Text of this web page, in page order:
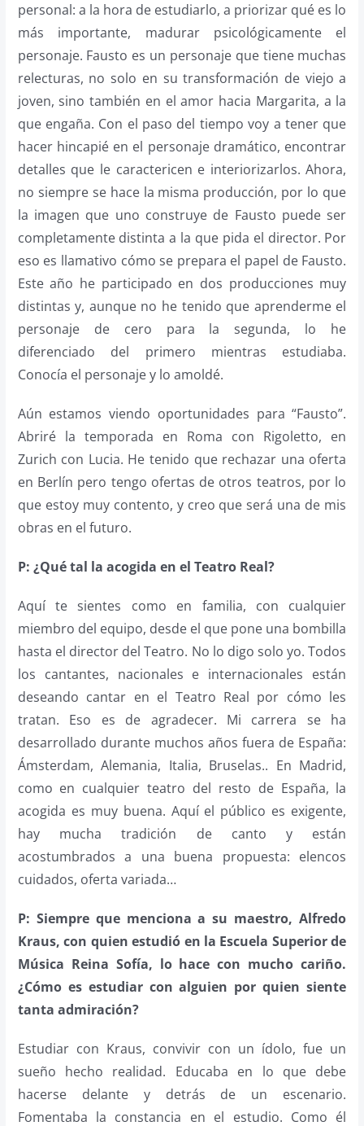
personal: a la hora de estudiarlo, a priorizar qué es lo
más importante, madurar psicológicamente el
personaje. Fausto es un personaje que tiene muchas
relecturas, no solo en su transformación de viejo a
joven, sino también en el amor hacia Margarita, a la
que engaña. Con el paso del tiempo voy a tener que
hacer hincapié en el personaje dramático, encontrar
detalles que le caractericen e interiorizarlos. Ahora,
no siempre se hace la misma producción, por lo que
la imagen que uno construye de Fausto puede ser
completamente distinta a la que pida el director. Por
eso es llamativo cómo se prepara el papel de Fausto.
Este año he participado en dos producciones muy
distintas y, aunque no he tenido que aprenderme el
personaje de cero para la segunda, lo he
diferenciado del primero mientras estudiaba.
Conocía el personaje y lo amoldé.
Aún estamos viendo oportunidades para “Fausto”.
Abriré la temporada en Roma con Rigoletto, en
Zurich con Lucia. He tenido que rechazar una oferta
en Berlín pero tengo ofertas de otros teatros, por lo
que estoy muy contento, y creo que será una de mis
obras en el futuro.
P: ¿Qué tal la acogida en el Teatro Real?
Aquí te sientes como en familia, con cualquier
miembro del equipo, desde el que pone una bombilla
hasta el director del Teatro. No lo digo solo yo. Todos
los cantantes, nacionales e internacionales están
deseando cantar en el Teatro Real por cómo les
tratan. Eso es de agradecer. Mi carrera se ha
desarrollado durante muchos años fuera de España:
Ámsterdam, Alemania, Italia, Bruselas.. En Madrid,
como en cualquier teatro del resto de España, la
acogida es muy buena. Aquí el público es exigente,
hay mucha tradición de canto y están
acostumbrados a una buena propuesta: elencos
cuidados, oferta variada…
P: Siempre que menciona a su maestro, Alfredo
Kraus, con quien estudió en la Escuela Superior de
Música Reina Sofía, lo hace con mucho cariño.
¿Cómo es estudiar con alguien por quien siente
tanta admiración?
Estudiar con Kraus, convivir con un ídolo, fue un
sueño hecho realidad. Educaba en lo que debe
hacerse delante y detrás de un escenario.
Fomentaba la constancia en el estudio. Como él